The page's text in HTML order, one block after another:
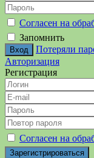
Согласен на
Запомнить
Потеряли
Авторизация
Регистрация
Согласен на